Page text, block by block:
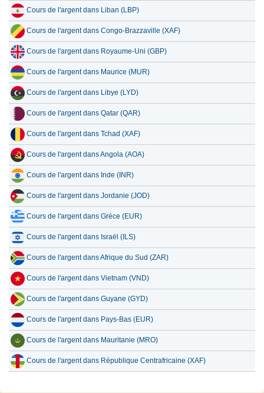
Cours de l'argent dans Liban (LBP)
Cours de l'argent dans Congo-Brazzaville (XAF)
Cours de l'argent dans Royaume-Uni (GBP)
Cours de l'argent dans Maurice (MUR)
Cours de l'argent dans Libye (LYD)
Cours de l'argent dans Qatar (QAR)
Cours de l'argent dans Tchad (XAF)
Cours de l'argent dans Angola (AOA)
Cours de l'argent dans Inde (INR)
Cours de l'argent dans Jordanie (JOD)
Cours de l'argent dans Grèce (EUR)
Cours de l'argent dans Israël (ILS)
Cours de l'argent dans Afrique du Sud (ZAR)
Cours de l'argent dans Vietnam (VND)
Cours de l'argent dans Guyane (GYD)
Cours de l'argent dans Pays-Bas (EUR)
Cours de l'argent dans Mauritanie (MRO)
Cours de l'argent dans République Centrafricaine (XAF)